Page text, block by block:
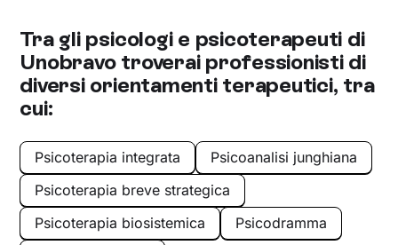
Tra gli psicologi e psicoterapeuti di
Unobravo troverai professionisti di
diversi orientamenti terapeutici, tra
cui:
Psicoterapia integrata
Psicoanalisi junghiana
Psicoterapia breve strategica
Psicoterapia biosistemica
Psicodramma